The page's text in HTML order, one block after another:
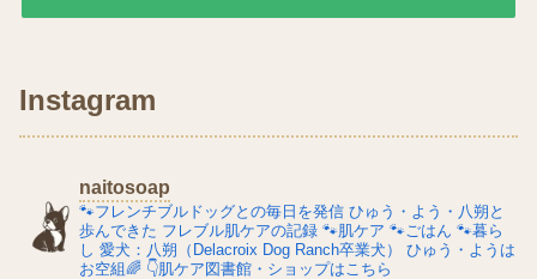
Instagram
naitosoap
🐾フレンチブルドッグとの毎日を発信 ひゅう・よう・八朔と
歩んできた フレブル肌ケアの記録 🐾肌ケア 🐾ごはん 🐾暮ら
し 愛犬：八朔（Delacroix Dog Ranch卒業犬）
ひゅう・ようは
お空組🌈 👇肌ケア図書館・ショップはこちら